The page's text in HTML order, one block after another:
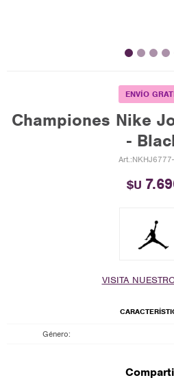
ENVÍO
Championes Nike
-
$U
VISITA
Género